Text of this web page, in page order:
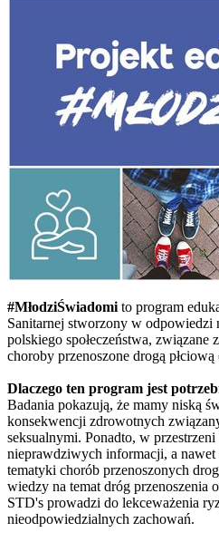
#MłodziŚwiadomi to program
Sanitarnej stworzony w odpowiedzi
polskiego społeczeństwa, związane
choroby przenoszone drogą
Dlaczego ten program jest
Badania pokazują, że mamy niską
konsekwencji zdrowotnych
seksualnymi. Ponadto, w
nieprawdziwych informacji, a
tematyki chorób przenoszonych
wiedzy na temat dróg przenoszenia
STD's prowadzi do lekceważenia
nieodpowiedzialnych zachowań.